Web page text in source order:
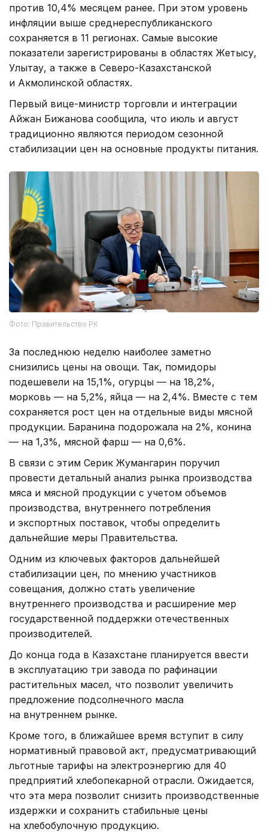
против 10,4% месяцем ранее. При этом уровень
инфляции выше среднереспубликанского
сохраняется в 11 регионах. Самые высокие
показатели зарегистрированы в областях Жетысу,
Улытау, а также в Северо-Казахстанской
и Акмолинской областях.
Первый вице-министр торговли и интеграции
Айжан Бижанова сообщила, что июль и август
традиционно являются периодом сезонной
стабилизации цен на основные продукты питания.
Фото: Правительство РК
За последнюю неделю наиболее заметно
снизились цены на овощи. Так, помидоры
подешевели на 15,1%, огурцы — на 18,2%,
морковь — на 5,2%, яйца — на 2,4%. Вместе с тем
сохраняется рост цен на отдельные виды мясной
продукции. Баранина подорожала на 2%, конина
— на 1,3%, мясной фарш — на 0,6%.
В связи с этим Серик Жумангарин поручил
провести детальный анализ рынка производства
мяса и мясной продукции с учетом объемов
производства, внутреннего потребления
и экспортных поставок, чтобы определить
дальнейшие меры Правительства.
Одним из ключевых факторов дальнейшей
стабилизации цен, по мнению участников
совещания, должно стать увеличение
внутреннего производства и расширение мер
государственной поддержки отечественных
производителей.
До конца года в Казахстане планируется ввести
в эксплуатацию три завода по рафинации
растительных масел, что позволит увеличить
предложение подсолнечного масла
на внутреннем рынке.
Кроме того, в ближайшее время вступит в силу
нормативный правовой акт, предусматривающий
льготные тарифы на электроэнергию для 40
предприятий хлебопекарной отрасли. Ожидается,
что эта мера позволит снизить производственные
издержки и сохранить стабильные цены
на хлебобулочную продукцию.